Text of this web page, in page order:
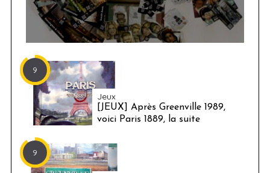
9
Jeux
[JEUX] Après Greenville 1989,
voici Paris 1889, la suite
9